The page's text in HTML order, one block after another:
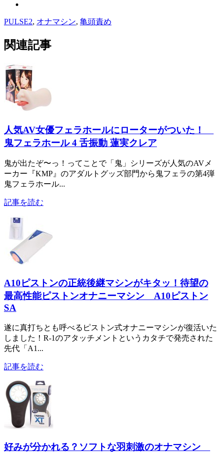
PULSE2, オナマシン, 亀頭責め
関連記事
人気AV女優フェラホールにローターがついた！
鬼フェラホール 4 舌振動 蓮実クレア
鬼が出たぞ〜っ！ってことで「鬼」シリーズが人気のAVメ
ーカー『KMP』のアダルトグッズ部門から鬼フェラの第4弾
鬼フェラホール...
記事を読む
A10ピストンの正統後継マシンがキタッ！待望の
最高性能ピストンオナニーマシン A10ピストン
SA
遂に真打ちとも呼べるピストン式オナニーマシンが復活いた
しました！R-1のアタッチメントというカタチで発売された
先代「A1...
記事を読む
好みが分かれる？ソフトな羽刺激のオナマシン